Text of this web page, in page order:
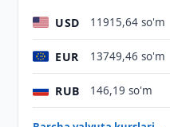
USD 11915,64 so'm
EUR 13749,46 so'm
RUB 146,19 so'm